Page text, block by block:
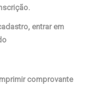
entrar em
comprovante